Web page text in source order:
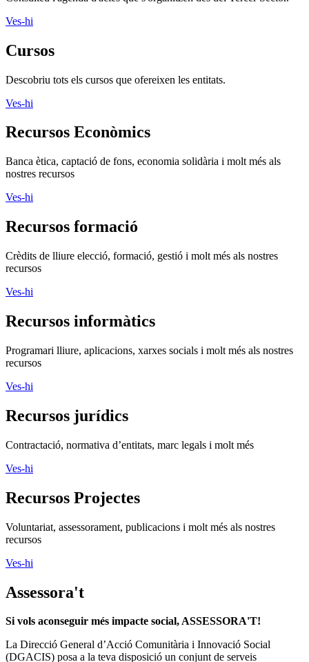
Ves-hi
Cursos
Descobriu tots els cursos que ofereixen les entitats.
Ves-hi
Recursos Econòmics
Banca ètica, captació de fons, economia solidària i molt més als
nostres recursos
Ves-hi
Recursos formació
Crèdits de lliure elecció, formació, gestió i molt més als nostres
recursos
Ves-hi
Recursos informàtics
Programari lliure, aplicacions, xarxes socials i molt més als nostres
recursos
Ves-hi
Recursos jurídics
Contractació, normativa d’entitats, marc legals i molt més
Ves-hi
Recursos Projectes
Voluntariat, assessorament, publicacions i molt més als nostres
recursos
Ves-hi
Assessora't
Si vols aconseguir més impacte social, ASSESSORA'T!
La Direcció General d’Acció Comunitària i Innovació Social
(DGACIS) posa a la teva disposició un conjunt de serveis